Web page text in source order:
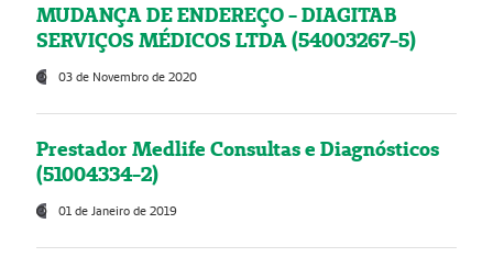
MUDANÇA DE ENDEREÇO - DIAGITAB
SERVIÇOS MÉDICOS LTDA (54003267-5)
03 de Novembro de 2020
Prestador Medlife Consultas e Diagnósticos
(51004334-2)
01 de Janeiro de 2019